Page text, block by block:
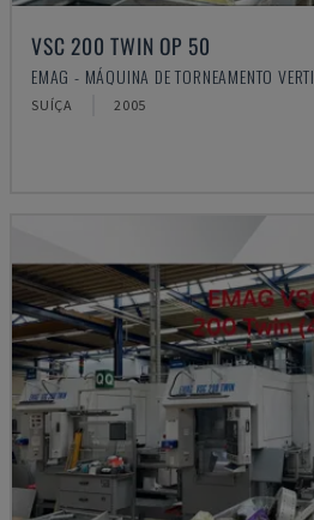
VSC 200 TWIN OP 50
EMAG - MÁQUINA DE TORNEAMENTO
SUÍÇA 2005